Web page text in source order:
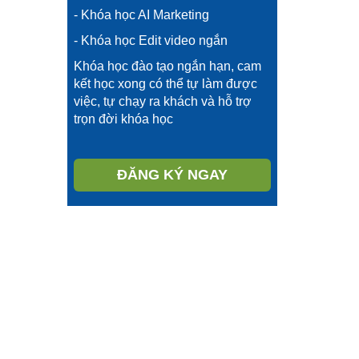
- Khóa học AI Marketing
- Khóa học Edit video ngắn
Khóa học đào tạo ngắn hạn, cam
kết học xong có thể tự làm được
việc, tự chạy ra khách và hỗ trợ
trọn đời khóa học
ĐĂNG KÝ NGAY